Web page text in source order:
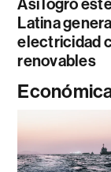
Así logró
Latina
electricidad
renovables